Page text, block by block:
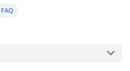
FAQ